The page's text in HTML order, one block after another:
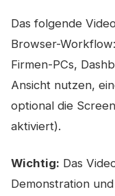
Das folgende
Browser-
Firmen-PCs,
Ansicht nutzen,
optional die
aktiviert).
Wichtig: Das
Demonstration